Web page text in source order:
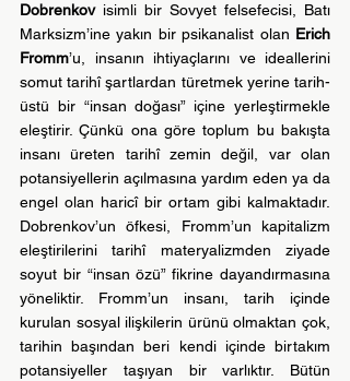
Dobrenkov isimli bir Sovyet felsefecisi, Batı
Marksizm’ine yakın bir psikanalist olan Erich
Fromm’u, insanın ihtiyaçlarını ve ideallerini
somut tarihî şartlardan türetmek yerine tarih-
üstü bir “insan doğası” içine yerleştirmekle
eleştirir. Çünkü ona göre toplum bu bakışta
insanı üreten tarihî zemin değil, var olan
potansiyellerin açılmasına yardım eden ya da
engel olan haricî bir ortam gibi kalmaktadır.
Dobrenkov’un öfkesi, Fromm’un kapitalizm
eleştirilerini tarihî materyalizmden ziyade
soyut bir “insan özü” fikrine dayandırmasına
yöneliktir. Fromm’un insanı, tarih içinde
kurulan sosyal ilişkilerin ürünü olmaktan çok,
tarihin başından beri kendi içinde birtakım
potansiyeller taşıyan bir varlıktır. Bütün